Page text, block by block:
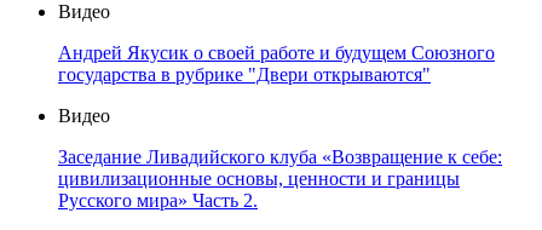
Видео
Андрей Якусик о своей работе и будущем Союзного
государства в рубрике "Двери открываются"
Видео
Заседание Ливадийского клуба «Возвращение к себе:
цивилизационные основы, ценности и границы
Русского мира» Часть 2.